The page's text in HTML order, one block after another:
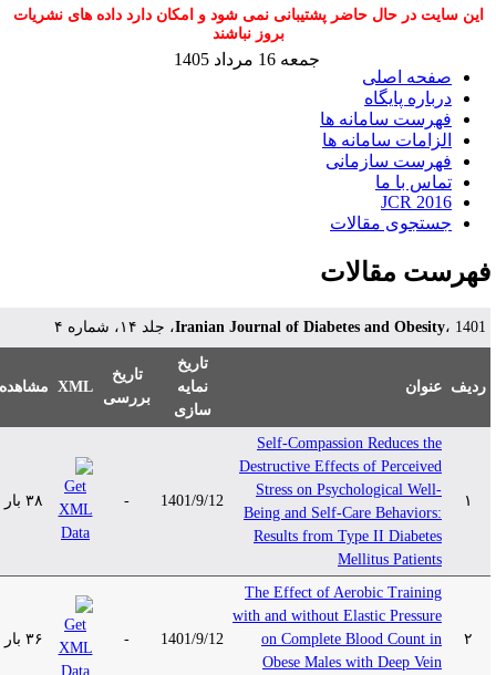
این سایت در حال حاضر پشتیبانی نمی شود و امکان دارد داده های نشریات
بروز نباشند
صفحه اصلی
درباره پایگاه
فهرست سامانه ها
الزامات سامانه ها
فهرست سازمانی
تماس با ما
JCR 2016
جستجوی مقالات
جمعه 16 مرداد 1405
مقالات
Iranian Journal of Diabetes and Obesity ، 1401، جلد ۱۴، شماره ۴
ردیف عنوان
تاریخ
نمایه
سازی
تاریخ
بررسی
XML مشاهده
Self-Compassion Reduces the
Destructive Effects of Perceived
Stress on Psychological Well-
Being and Self-Care Behaviors:
Results from Type II Diabetes
Mellitus Patients
1401/9/12 ۳۸ بار
The Effect of Aerobic Training
with and without Elastic Pressure
on Complete Blood Count in
Obese Males with Deep Vein
1401/9/12 ۳۶ بار